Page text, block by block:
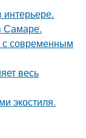
Самаре.
с современным
весь
экостиля.